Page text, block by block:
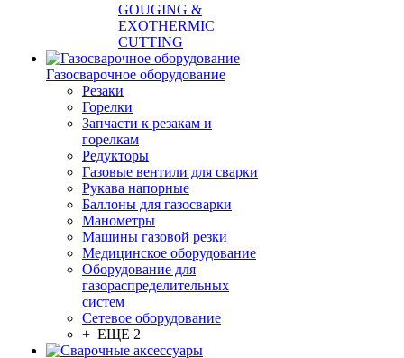
GOUGING &
EXOTHERMIC
CUTTING
Газосварочное оборудование
Резаки
Горелки
Запчасти к резакам и
горелкам
Редукторы
Газовые вентили для сварки
Рукава напорные
Баллоны для газосварки
Манометры
Машины газовой резки
Медицинское оборудование
Оборудование для
газораспределительных
систем
Сетевое оборудование
+ ЕЩЕ 2